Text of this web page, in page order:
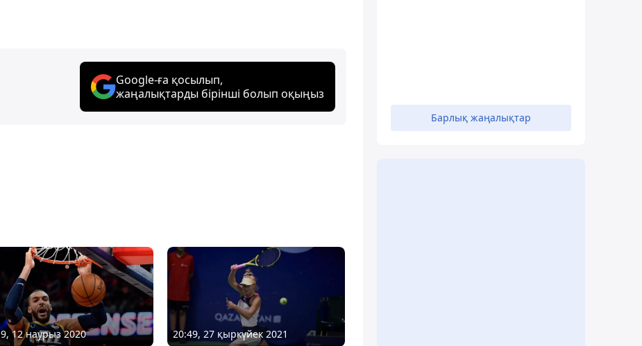
Google-ға қосылып,
жаңалықтарды бірінші болып оқыңыз
12 наурыз 2020 20:49, 27 қыркүйек 2021
Барлық жаңалықтар